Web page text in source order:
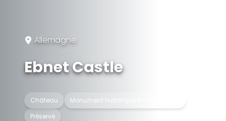
Allemagne
Ebnet Castle
Château
Monument historique en Allemagne
Préservé